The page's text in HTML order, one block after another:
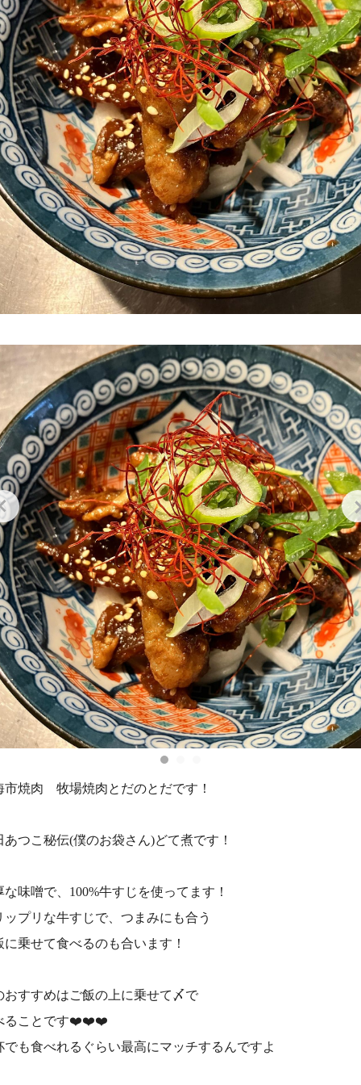
市焼肉 牧場焼肉とだのとだです！
あつこ秘伝(僕のお袋さん)どて煮です！
な味噌で、100%牛すじを使ってます！
ップリな牛すじで、つまみにも合う
に乗せて食べるのも合います！
おすすめはご飯の上に乗せて〆で
ることです❤️‍❤️‍❤️‍
でも食べれるぐらい最高にマッチするんですよ